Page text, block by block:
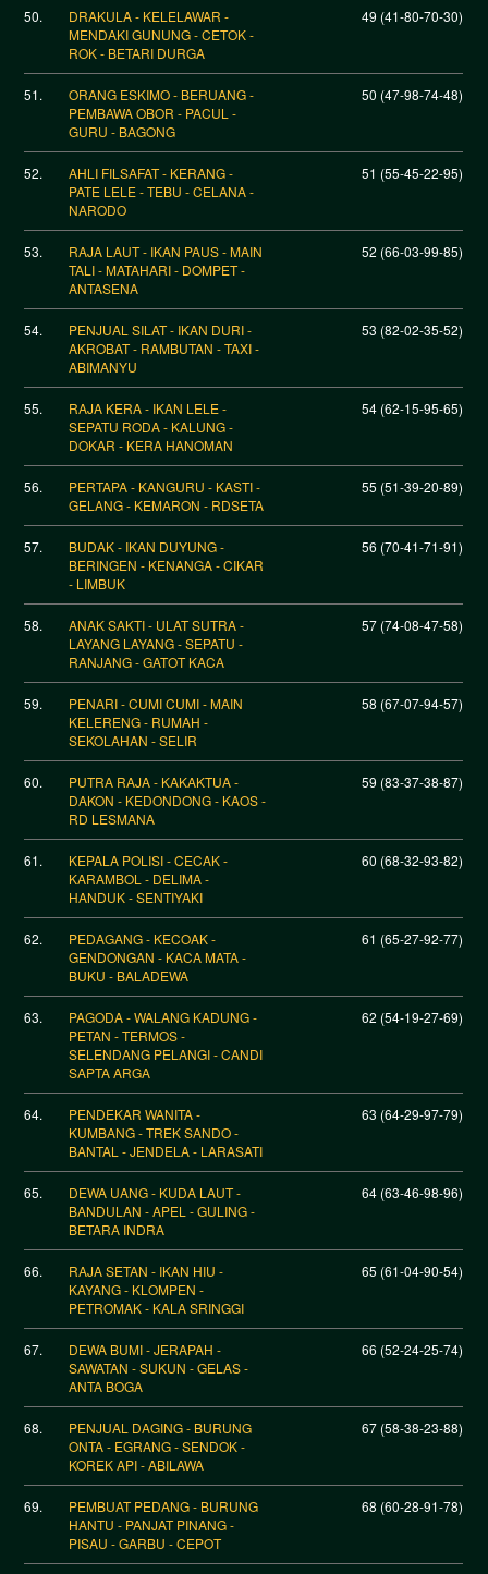
50.
DRAKULA - KELELAWAR -
MENDAKI GUNUNG - CETOK -
ROK - BETARI DURGA
49 (41-80-70-30)
51.
ORANG ESKIMO - BERUANG -
PEMBAWA OBOR - PACUL -
GURU - BAGONG
50 (47-98-74-48)
52.
AHLI FILSAFAT - KERANG -
PATE LELE - TEBU - CELANA -
NARODO
51 (55-45-22-95)
53.
RAJA LAUT - IKAN PAUS - MAIN
TALI - MATAHARI - DOMPET -
ANTASENA
52 (66-03-99-85)
54.
PENJUAL SILAT - IKAN DURI -
AKROBAT - RAMBUTAN - TAXI -
ABIMANYU
53 (82-02-35-52)
55.
RAJA KERA - IKAN LELE -
SEPATU RODA - KALUNG -
DOKAR - KERA HANOMAN
54 (62-15-95-65)
56.
PERTAPA - KANGURU - KASTI -
GELANG - KEMARON - RDSETA
55 (51-39-20-89)
57.
BUDAK - IKAN DUYUNG -
BERINGEN - KENANGA - CIKAR
- LIMBUK
56 (70-41-71-91)
58.
ANAK SAKTI - ULAT SUTRA -
LAYANG LAYANG - SEPATU -
RANJANG - GATOT KACA
57 (74-08-47-58)
59.
PENARI - CUMI CUMI - MAIN
KELERENG - RUMAH -
SEKOLAHAN - SELIR
58 (67-07-94-57)
60.
PUTRA RAJA - KAKAKTUA -
DAKON - KEDONDONG - KAOS -
RD LESMANA
59 (83-37-38-87)
61.
KEPALA POLISI - CECAK -
KARAMBOL - DELIMA -
HANDUK - SENTIYAKI
60 (68-32-93-82)
62.
PEDAGANG - KECOAK -
GENDONGAN - KACA MATA -
BUKU - BALADEWA
61 (65-27-92-77)
63.
PAGODA - WALANG KADUNG -
PETAN - TERMOS -
SELENDANG PELANGI - CANDI
SAPTA ARGA
62 (54-19-27-69)
64.
PENDEKAR WANITA -
KUMBANG - TREK SANDO -
BANTAL - JENDELA - LARASATI
63 (64-29-97-79)
65.
DEWA UANG - KUDA LAUT -
BANDULAN - APEL - GULING -
BETARA INDRA
64 (63-46-98-96)
66.
RAJA SETAN - IKAN HIU -
KAYANG - KLOMPEN -
PETROMAK - KALA SRINGGI
65 (61-04-90-54)
67.
DEWA BUMI - JERAPAH -
SAWATAN - SUKUN - GELAS -
ANTA BOGA
66 (52-24-25-74)
68.
PENJUAL DAGING - BURUNG
ONTA - EGRANG - SENDOK -
KOREK API - ABILAWA
67 (58-38-23-88)
69.
PEMBUAT PEDANG - BURUNG
HANTU - PANJAT PINANG -
PISAU - GARBU - CEPOT
68 (60-28-91-78)